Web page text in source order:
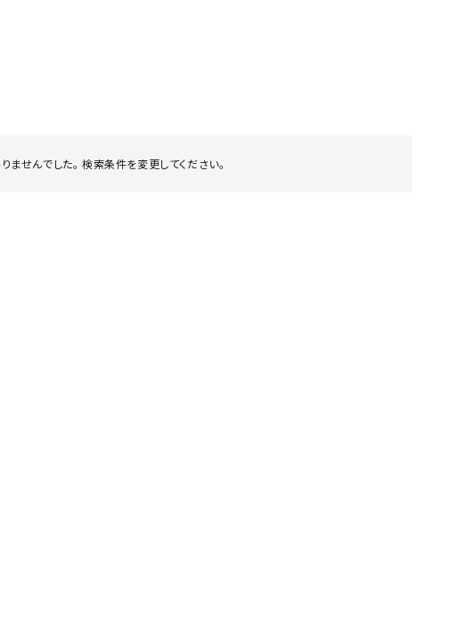
せんでした。 検索条件を変更してください。